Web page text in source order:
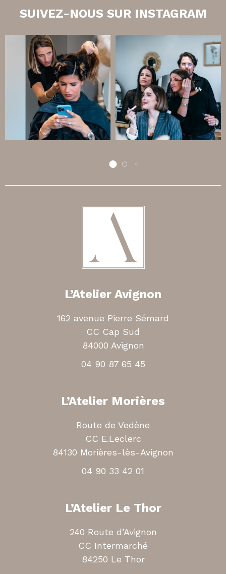
SUIVEZ-NOUS SUR INSTAGRAM
L’Atelier Avignon
162 avenue Pierre Sémard
CC Cap Sud
84000 Avignon
04 90 87 65 45
L’Atelier Morières
Route de Vedène
CC E.Leclerc
84130 Morières-lès-Avignon
04 90 33 42 01
L’Atelier Le Thor
240 Route d’Avignon
CC Intermarché
84250 Le Thor